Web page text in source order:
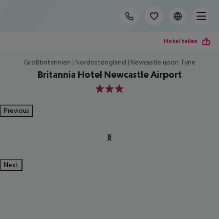
Hotel teilen
Großbritannien | Nordostengland | Newcastle upon Tyne
Britannia Hotel Newcastle Airport
3
Previous
Next